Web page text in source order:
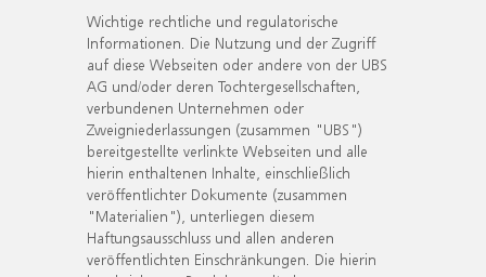
Wichtige rechtliche und regulatorische
Informationen. Die Nutzung und der Zugriff
auf diese Webseiten oder andere von der UBS
AG und/oder deren Tochtergesellschaften,
verbundenen Unternehmen oder
Zweigniederlassungen (zusammen "UBS")
bereitgestellte verlinkte Webseiten und alle
hierin enthaltenen Inhalte, einschließlich
veröffentlichter Dokumente (zusammen
"Materialien"), unterliegen diesem
Haftungsausschluss und allen anderen
veröffentlichten Einschränkungen. Die hierin